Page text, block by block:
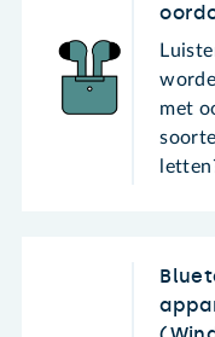
met